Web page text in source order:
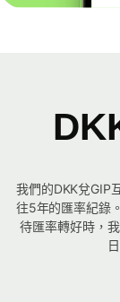
我們的DKK兌GIP
往5年的匯率紀錄
待匯率轉好時，